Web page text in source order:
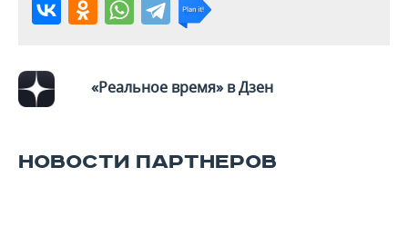
«Реальное время» в Дзен
НОВОСТИ ПАРТНЕРОВ